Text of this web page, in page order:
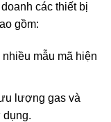
các thiết bị
gồm:
mẫu mã hiện
lượng gas và
dụng.